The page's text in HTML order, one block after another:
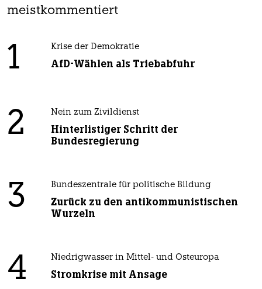
meistkommentiert
1 Krise der Demokratie
AfD-Wählen als Triebabfuhr
2 Nein zum Zivildienst
Hinterlistiger Schritt der
Bundesregierung
3 Bundeszentrale für politische Bildung
Zurück zu den antikommunistischen
Wurzeln
4 Niedrigwasser in Mittel- und Osteuropa
Stromkrise mit Ansage